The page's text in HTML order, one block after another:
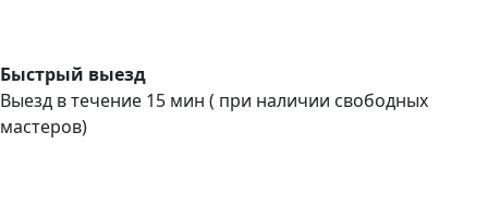
Быстрый выезд
Выезд в течение 15 мин ( при наличии свободных
мастеров)